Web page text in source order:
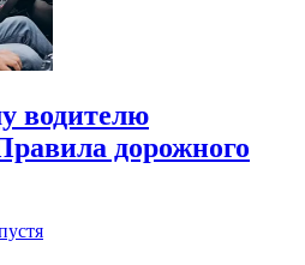
водителю
дорожного